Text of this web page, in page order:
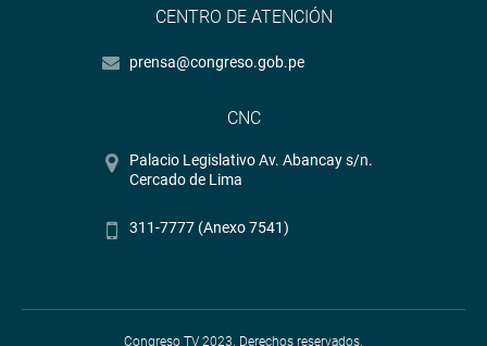
CENTRO DE ATENCIÓN
prensa@congreso.gob.pe
CNC
Palacio Legislativo Av. Abancay s/n.
Cercado de Lima
311-7777 (Anexo 7541)
Congreso TV 2023. Derechos reservados.